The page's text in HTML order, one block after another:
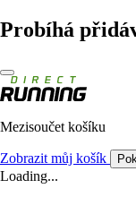
Probíhá
Mezisoučet košíku
Zobrazit můj košík
Loading...